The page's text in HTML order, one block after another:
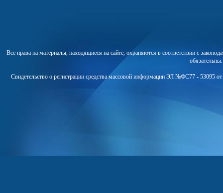
Все права на материалы, находящиеся на сайте, охраняются в соответствии с
Свидетельство о регистрации средства массовой информации ЭЛ №ФС77 - 53095